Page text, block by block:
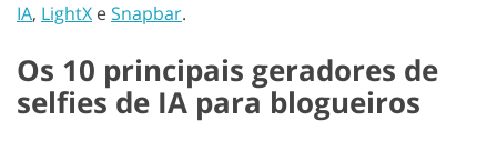
IA, LightX eSnapbar.
Os 10 principais geradores de
selfies de IA para blogueiros